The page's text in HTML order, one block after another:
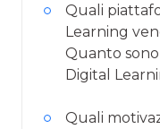
Quali
Learning
Quanto
Digital
Quali